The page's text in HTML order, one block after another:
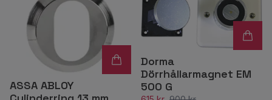
ASSA ABLOY
Dorma
Dörrhållarmagnet EM
500 G